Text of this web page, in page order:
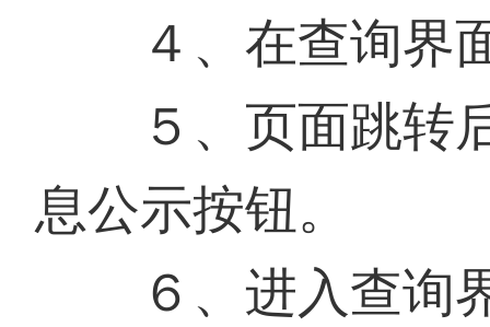
４、在查询界
５、页面跳转
息公示按钮。
６、进入查询